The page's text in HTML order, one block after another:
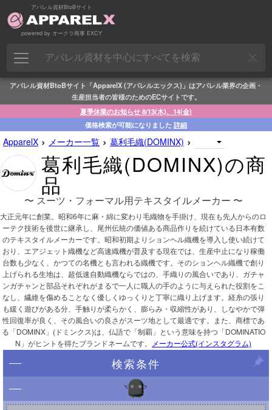
アパレル資材BtoBサイト
powered by オークラ商事 EXCY
アパレル資材BtoBサイト「ApparelX (アパレルエックス)」はアパレル業界の企画・
生産担当者の皆様のためのECサイトです。
夏季休業のお知らせ 8/13(木)、14(金)
価格検索が可能になりました 詳細
ApparelX › メーカー一覧 › 葛利毛織(DOMINX) ›
葛利毛織(DOMINX)の商
品
〜 スーツ・フォーマル用テキスタイルメーカー 〜
大正元年に創業。昭和6年に麻・綿に変わり毛織物を手掛け、現在も先人からのロ
ーテク技術を後世に継承し、尾州伝統の価値ある商品作りを続けている日本有数
のテキスタイルメーカーです。昭和初期よりションヘル織機を導入し使い続けて
おり、エアジェット織機など高速織機が普及する現在では、生産中止になり稼働
台数も少なく、かつての名機とも言われる織機です。そのションヘル織機で創り
上げられる生地は、超低速自動織機ならではの、手織りの風合いであり、ガチャ
ンガチャンと部品それぞれがまるで一人に職人の手のように与えられた役割をこ
なし、繊維を傷めることなく優しくゆっくりと丁寧に織り上げます。経糸の張り
も緩く遊びがある分、手触りが柔らかく、膨らみ・収縮性があり、しなやかで弾
性回復率が良く、その風合いの良さがスーツ地として最適です。また、商標であ
る「DOMINX」(ドミンクス)は、仏語で「制覇」という意味を持つ「DOMINATIO
N」がヒントを得たブランドネームです。
メーカー公式(インスタグラム)
検索条件